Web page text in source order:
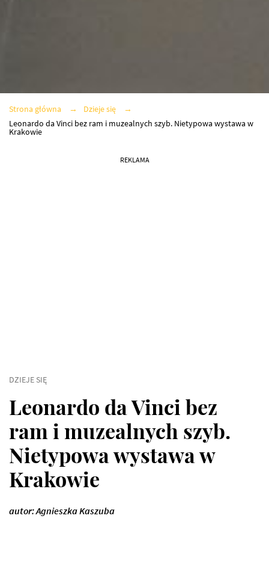
Strona główna
Dzieje się
Leonardo da Vinci bez ram i muzealnych szyb. Nietypowa wystawa w
Krakowie
REKLAMA
DZIEJE SIĘ
Leonardo da Vinci bez
ram i muzealnych szyb.
Nietypowa wystawa w
Krakowie
autor: Agnieszka Kaszuba